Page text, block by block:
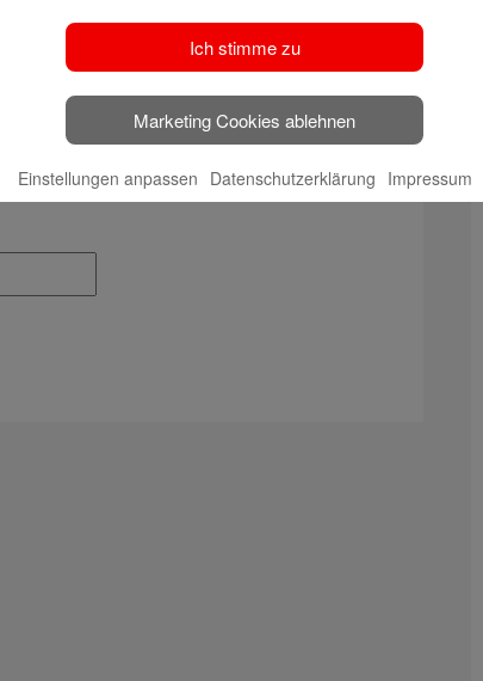
und meine Website in diesem Browser
Ich stimme zu
Marketing Cookies ablehnen
Einstellungen anpassen Datenschutzerklärung Impressum